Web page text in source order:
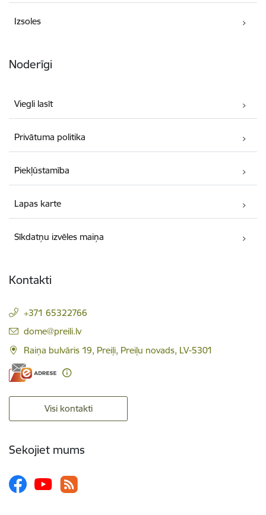
Izsoles
Noderīgi
Viegli lasīt
Privātuma politika
Piekļūstamība
Lapas karte
Sīkdatņu izvēles maiņa
Kontakti
+371 65322766
E-pasts:
dome@preili.lv
Raiņa bulvāris 19, Preiļi, Preiļu novads, LV-5301
Visi kontakti
Sekojiet mums